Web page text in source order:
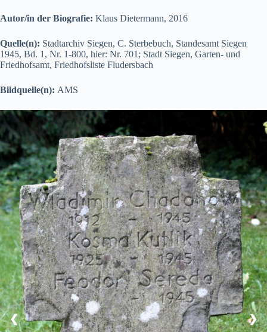
Autor/in der Biografie: Klaus Dietermann, 2016
Quelle(n): Stadtarchiv Siegen, C. Sterbebuch, Standesamt Siegen
1945, Bd. 1, Nr. 1-800, hier: Nr. 701; Stadt Siegen, Garten- und
Friedhofsamt, Friedhofsliste Fludersbach
Bildquelle(n): AMS
❮ ❯